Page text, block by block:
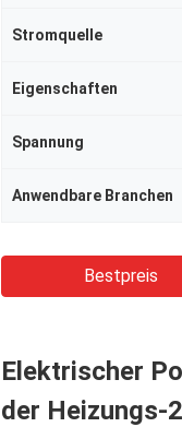
Stromquelle
Eigenschaften
Spannung
Anwendbare Branchen
Bestpreis
Elektrischer
der Heizungs-